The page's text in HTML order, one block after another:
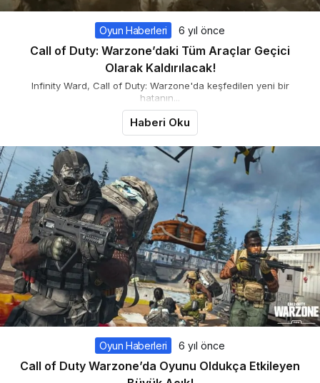
Oyun Haberleri 6 yıl önce
Call of Duty: Warzone’daki Tüm Araçlar Geçici
Olarak Kaldırılacak!
Infinity Ward, Call of Duty: Warzone'da keşfedilen yeni bir
hatanın...
Haberi Oku
Oyun Haberleri 6 yıl önce
Call of Duty Warzone’da Oyunu Oldukça Etkileyen